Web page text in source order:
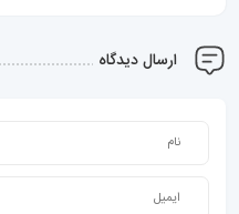
ارسال دیدگاه